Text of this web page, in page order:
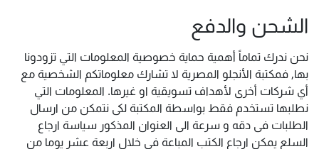
الشحن والدفع
نحن ندرك تماماً أهمية حماية خصوصية المعلومات التي تزودونا
بها, فمكتبة الأنجلو المصرية لا تشارك معلوماتكم الشخصية مع
أي شركات أخرى لأهداف تسويقية او غيرها. المعلومات التي
نطلبها تستخدم فقط بواسطة المكتبة لكى نتمكن من ارسال
الطلبات فى دقه و سرعة الى العنوان المذكور سياسة ارجاع
السلع يمكن ارجاع الكتب المباعة فى خلال اربعة عشر يوما من